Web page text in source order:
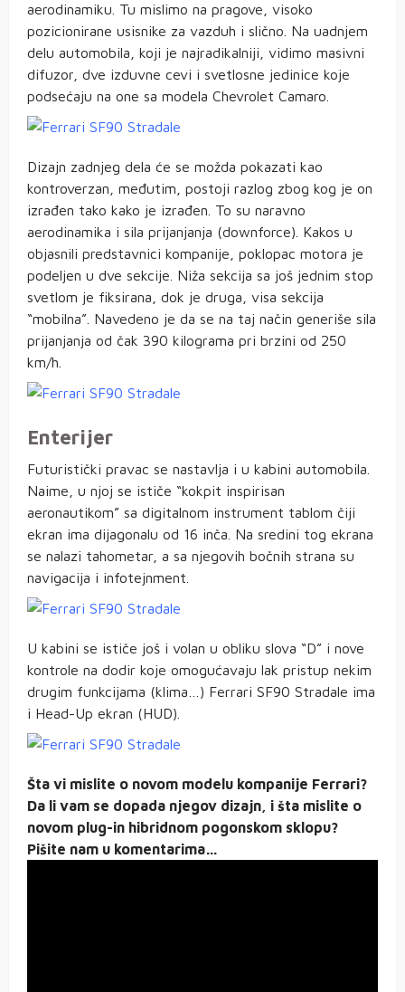
aerodinamiku. Tu mislimo na pragove, visoko
pozicionirane usisnike za vazduh i slično. Na uadnjem
delu automobila, koji je najradikalniji, vidimo masivni
difuzor, dve izduvne cevi i svetlosne jedinice koje
podsećaju na one sa modela Chevrolet Camaro.
Dizajn zadnjeg dela će se možda pokazati kao
kontroverzan, međutim, postoji razlog zbog kog je on
izrađen tako kako je izrađen. To su naravno
aerodinamika i sila prijanjanja (downforce). Kakos u
objasnili predstavnici kompanije, poklopac motora je
podeljen u dve sekcije. Niža sekcija sa još jednim stop
svetlom je fiksirana, dok je druga, visa sekcija
“mobilna”. Navedeno je da se na taj način generiše sila
prijanjanja od čak 390 kilograma pri brzini od 250
km/h.
Enterijer
Futuristički pravac se nastavlja i u kabini automobila.
Naime, u njoj se ističe “kokpit inspirisan
aeronautikom” sa digitalnom instrument tablom čiji
ekran ima dijagonalu od 16 inča. Na sredini tog ekrana
se nalazi tahometar, a sa njegovih bočnih strana su
navigacija i infotejnment.
U kabini se ističe još i volan u obliku slova “D” i nove
kontrole na dodir koje omogućavaju lak pristup nekim
drugim funkcijama (klima…) Ferrari SF90 Stradale ima
i Head-Up ekran (HUD).
Šta vi mislite o novom modelu kompanije Ferrari?
Da li vam se dopada njegov dizajn, i šta mislite o
novom plug-in hibridnom pogonskom sklopu?
Pišite nam u komentarima…